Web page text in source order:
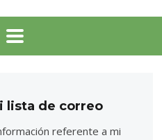
lista de correo
referente a mi